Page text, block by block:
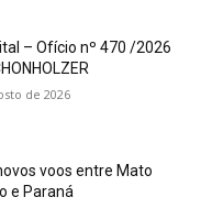
– Ofício nº 470 /2026
de 2026
voos entre Mato
e Paraná